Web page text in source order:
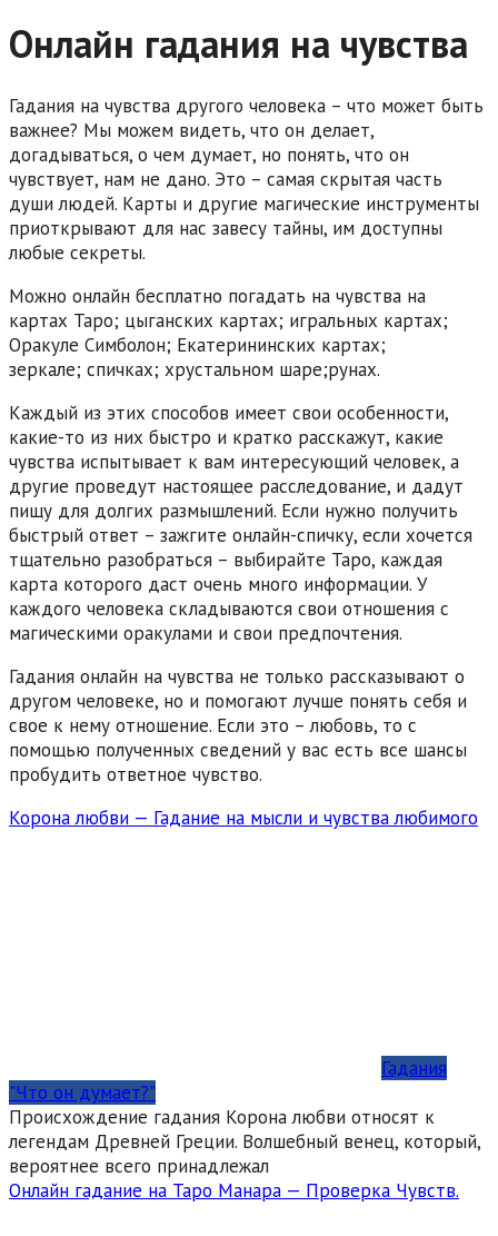
Онлайн гадания на чувства
Гадания на чувства другого человека – что может быть
важнее? Мы можем видеть, что он делает,
догадываться, о чем думает, но понять, что он
чувствует, нам не дано. Это – самая скрытая часть
души людей. Карты и другие магические инструменты
приоткрывают для нас завесу тайны, им доступны
любые секреты.
Можно онлайн бесплатно погадать на чувства на
картах Таро; цыганских картах; игральных картах;
Оракуле Симболон; Екатерининских картах;
зеркале; спичках; хрустальном шаре;рунах.
Каждый из этих способов имеет свои особенности,
какие-то из них быстро и кратко расскажут, какие
чувства испытывает к вам интересующий человек, а
другие проведут настоящее расследование, и дадут
пищу для долгих размышлений. Если нужно получить
быстрый ответ – зажгите онлайн-спичку, если хочется
тщательно разобраться – выбирайте Таро, каждая
карта которого даст очень много информации. У
каждого человека складываются свои отношения с
магическими оракулами и свои предпочтения.
Гадания онлайн на чувства не только рассказывают о
другом человеке, но и помогают лучше понять себя и
свое к нему отношение. Если это – любовь, то с
помощью полученных сведений у вас есть все шансы
пробудить ответное чувство.
Корона любви — Гадание на мысли и чувства любимого
Гадания
"Что он думает?"
Происхождение гадания Корона любви относят к
легендам Древней Греции. Волшебный венец, который,
вероятнее всего принадлежал
Онлайн гадание на Таро Манара — Проверка Чувств.